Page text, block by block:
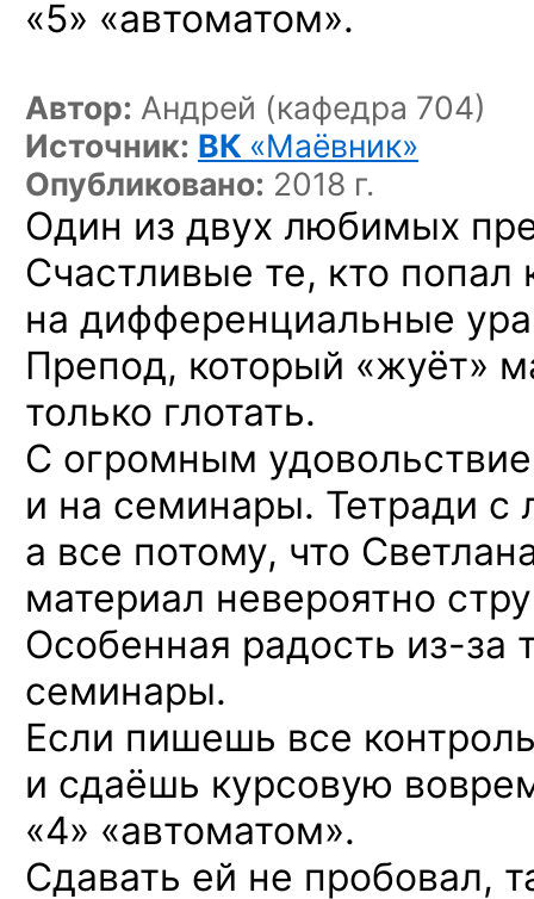
«5» «автоматом».
Автор: Андрей (кафедра 704)
Источник: ВК «Маёвник»
Опубликовано: 2018 г.
Один из двух любимых
Счастливые те, кто попал
на дифференциальные
Препод, который «жуёт»
только глотать.
С огромным
и на семинары. Тетради с
а все потому, что
материал невероятно
Особенная радость из-за
семинары.
Если пишешь все
и сдаёшь курсовую
«4» «автоматом».
Сдавать ей не пробовал,